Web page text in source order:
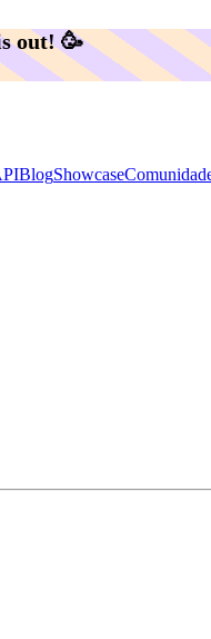
out! 🥳️
BlogShowcase